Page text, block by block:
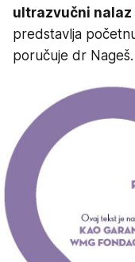
ultrazvučni nalaz
predstavlja
poručuje dr Nageš.